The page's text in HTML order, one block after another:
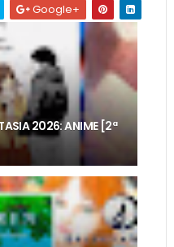
Google+
2026: ANIME [2ª